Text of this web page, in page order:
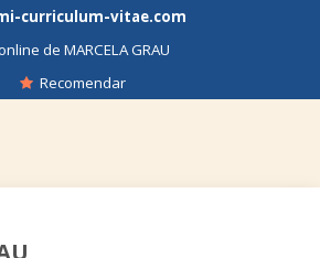
curriculum-vitae.com
de MARCELA GRAU
Recomendar